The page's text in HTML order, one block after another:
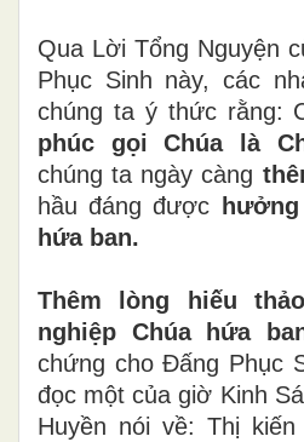
Qua Lời Tổng Nguyện
Phục Sinh này, các
chúng ta ý thức rằng:
phúc gọi Chúa là
chúng ta ngày càng
hầu đáng được hưởng
hứa ban.
Thêm lòng hiếu
nghiệp Chúa hứa
chứng cho Đấng Phục
đọc một của giờ Kinh
Huyền nói về: Thị